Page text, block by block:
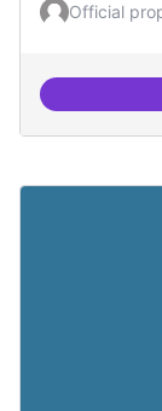
Official